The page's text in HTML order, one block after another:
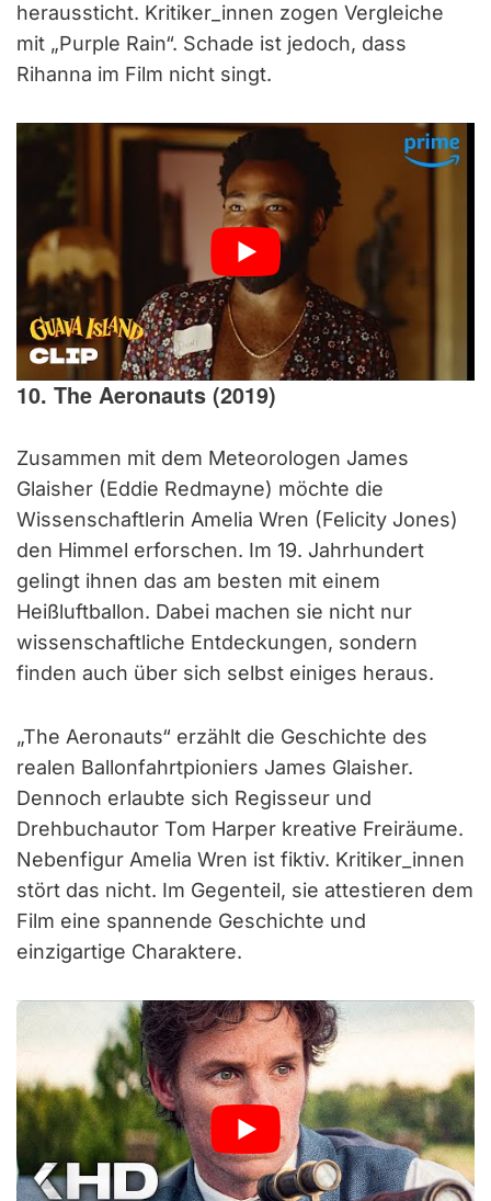
heraussticht. Kritiker_innen zogen Vergleiche
mit „Purple Rain“. Schade ist jedoch, dass
Rihanna im Film nicht singt.
10. The Aeronauts (2019)
Zusammen mit dem Meteorologen James
Glaisher (Eddie Redmayne) möchte die
Wissenschaftlerin Amelia Wren (Felicity Jones)
den Himmel erforschen. Im 19. Jahrhundert
gelingt ihnen das am besten mit einem
Heißluftballon. Dabei machen sie nicht nur
wissenschaftliche Entdeckungen, sondern
finden auch über sich selbst einiges heraus.
„The Aeronauts“ erzählt die Geschichte des
realen Ballonfahrtpioniers James Glaisher.
Dennoch erlaubte sich Regisseur und
Drehbuchautor Tom Harper kreative Freiräume.
Nebenfigur Amelia Wren ist fiktiv. Kritiker_innen
stört das nicht. Im Gegenteil, sie attestieren dem
Film eine spannende Geschichte und
einzigartige Charaktere.